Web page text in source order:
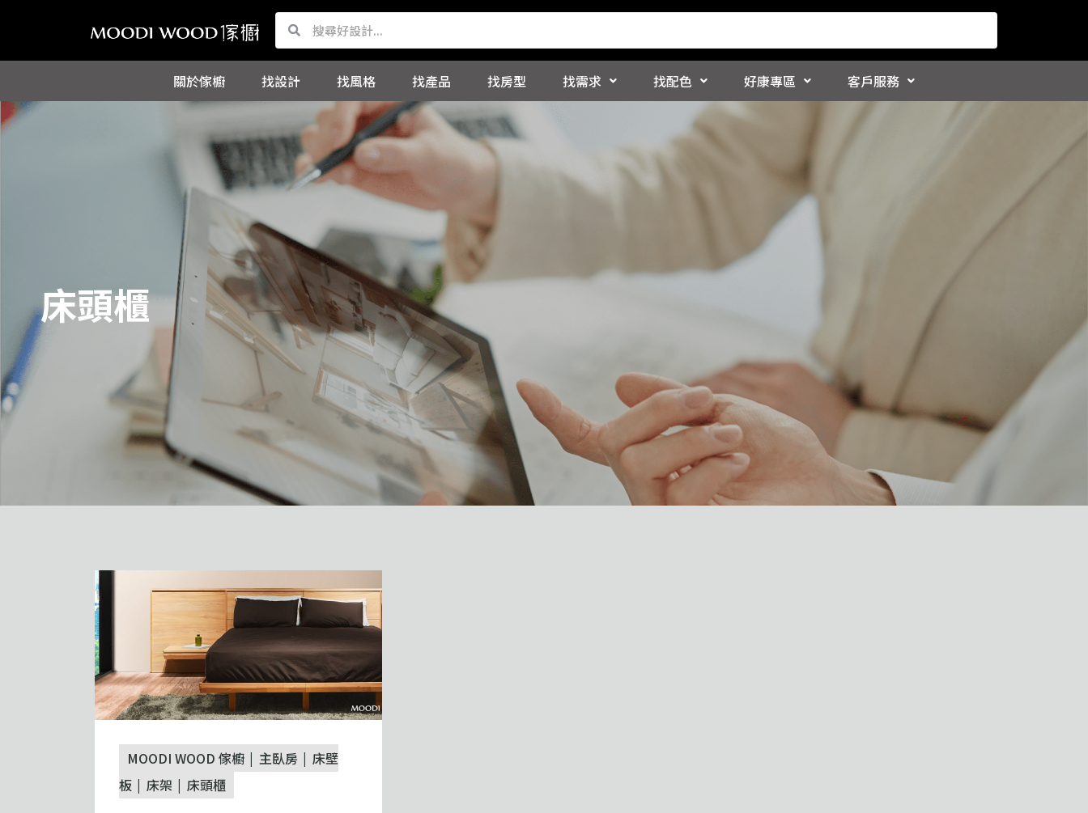
主
內
Search
Search
關於傢櫥 找設計 找風格 找產品 找房型 找需求 找配色 好康專區 客戶服務
床頭櫃
MOODI WOOD 傢櫥 主臥房
床壁
板
床架 床頭櫃